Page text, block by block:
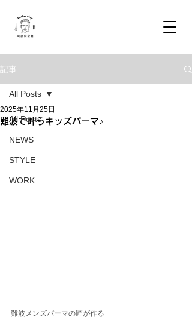
記事
All Posts
NEWS
STYLE
WORK
All Posts
難波で叶うキッズパーマ♪
2025年11月25日
難波メンズパーマの匠が作る